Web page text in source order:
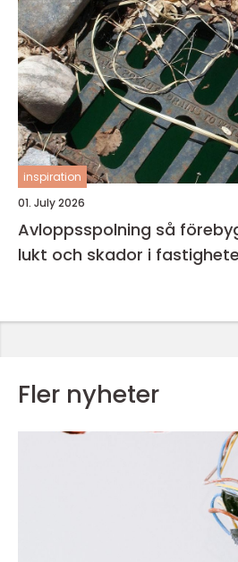
inspiration
01. July 2026
Avloppsspolning så förebygger du stopp,
lukt och skador i
Fler nyheter